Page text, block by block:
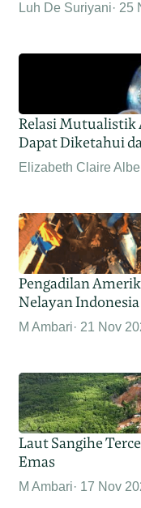
Luh De Suriyani 25
Relasi Mutualistik
Dapat Diketahui
Elizabeth Claire
Pengadilan
Nelayan Indonesia
M Ambari 21 Nov
Laut Sangihe
Emas
M Ambari 17 Nov